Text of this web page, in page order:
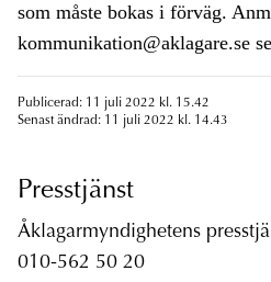
som måste bokas i förväg.
kommunikation@aklagare.se
Publicerad: 11 juli 2022 kl. 15.42
Senast ändrad: 11 juli 2022 kl. 14.43
Presstjänst
Åklagarmyndighetens
010-562 50 20